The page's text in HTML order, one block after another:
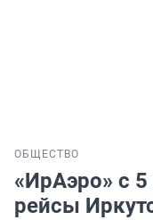
ОБЩЕСТВО
«ИрАэро» с
рейсы